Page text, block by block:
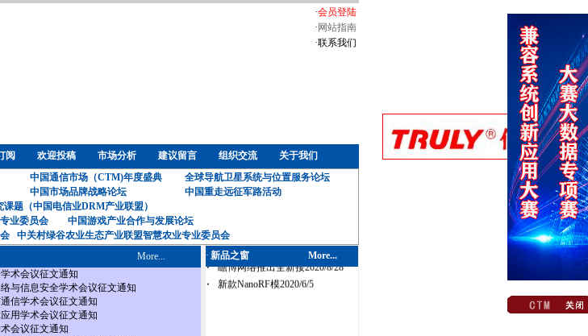
·会员登陆
· 网站指南
·联系我们
阅 欢迎投稿 市场分析 建议留言 组织交流 关于我们
中国通信市场（CTM)年度盛典
全球导航卫星系统与位置服务论坛
中国市场品牌战略论坛
中国重走远征军路活动
题（中国电信业DRM产业联盟）
业委员会
中国游戏产业合作与发展论坛
中关村绿谷农业生态产业联盟智慧农业专业委员会
More...
术会议征文通知
与信息安全学术会议征文通知
信学术会议征文通知
用学术会议征文通知
会议征文通知
· 新品之窗 More...